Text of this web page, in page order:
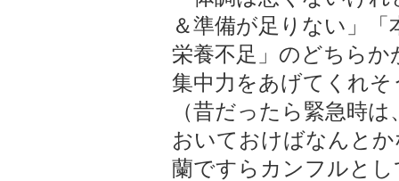
＆準備が足りない」
栄養不足」のどちらか
集中力をあげてくれ
（昔だったら緊急時
おいておけばなんと
蘭ですらカンフルと